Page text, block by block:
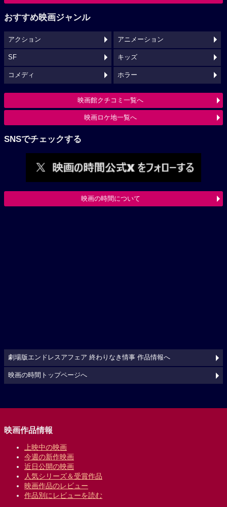
おすすめ映画ジャンル
アクション アニメーション
SF キッズ
コメディ ホラー
映画館クチコミ一覧へ
映画ロケ地一覧へ
SNSでチェックする
映画の時間について
劇場版エンドレスアフェア 終わりなき情事 作品情報へ
映画の時間トップページへ
映画作品情報
上映中の映画
今週の新作映画
近日公開の映画
人気シリーズ＆受賞作品
映画作品のレビュー
作品別にレビューを読む